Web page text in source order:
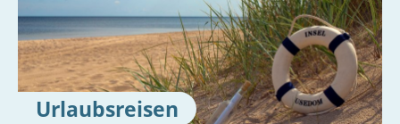
Urlaubsreisen